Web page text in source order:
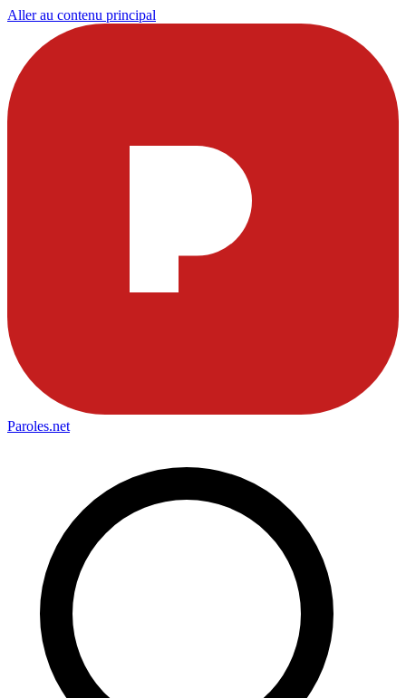
Aller au contenu principal
Paroles.net